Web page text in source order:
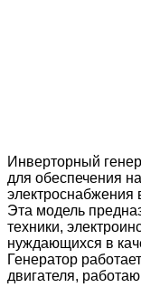
Инверторный
для обеспечения
электроснабжения
Эта модель
техники,
нуждающихся в
Генератор
двигателя,